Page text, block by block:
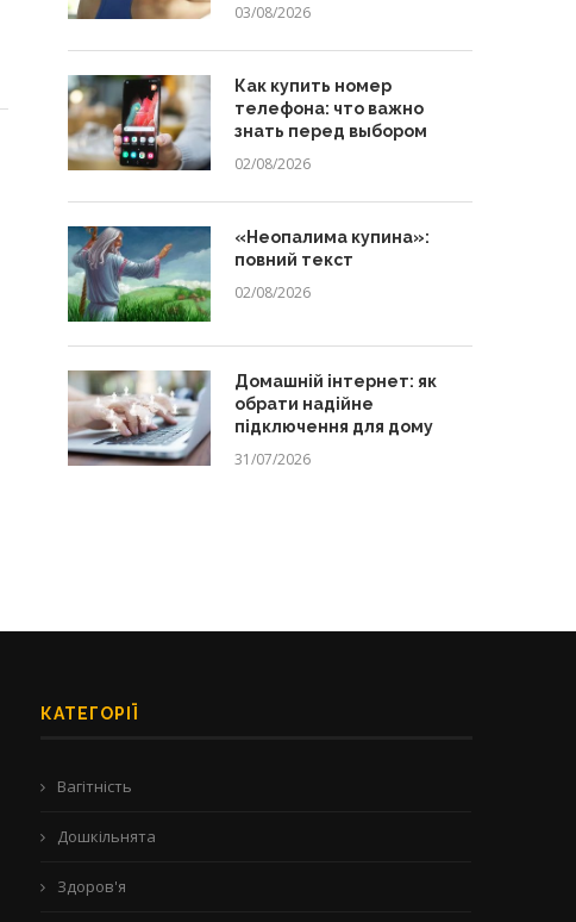
03/08/2026
Как купить номер
телефона: что важно
знать перед выбором
02/08/2026
«Неопалима купина»:
повний текст
02/08/2026
Домашній інтернет: як
обрати надійне
підключення для дому
31/07/2026
КАТЕГОРІЇ
Вагітність
Дошкільнята
Здоров'я